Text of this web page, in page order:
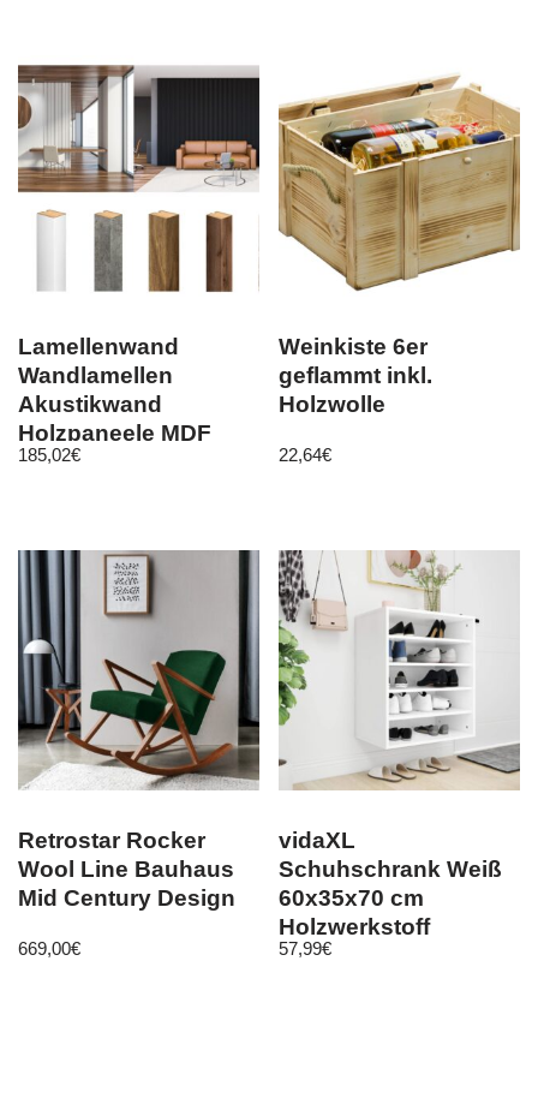
Lamellenwand
Wandlamellen
Akustikwand
Holzpaneele MDF
28x37mm 12 Stück
185,02€
Weinkiste 6er
geflammt inkl.
Holzwolle
22,64€
Retrostar Rocker
Wool Line Bauhaus
Mid Century Design
669,00€
vidaXL
Schuhschrank Weiß
60x35x70 cm
Holzwerkstoff
57,99€